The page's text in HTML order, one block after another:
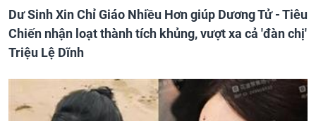
Dư Sinh Xin Chỉ Giáo Nhiều Hơn giúp Dương Tử - Tiêu
Chiến nhận loạt thành tích khủng, vượt xa cả 'đàn chị'
Triệu Lệ Dĩnh